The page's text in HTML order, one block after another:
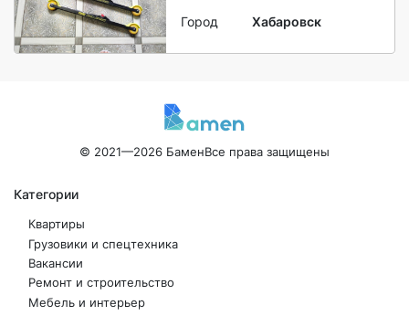
Город Хабаровск
© 2021—2026 БаменВсе права защищены
Категории
Квартиры
Грузовики и спецтехника
Вакансии
Ремонт и строительство
Мебель и интерьер